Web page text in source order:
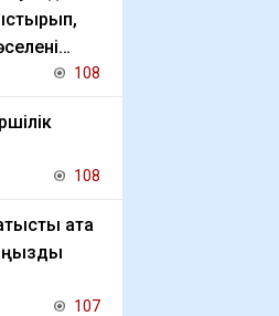
108
108
ата
107